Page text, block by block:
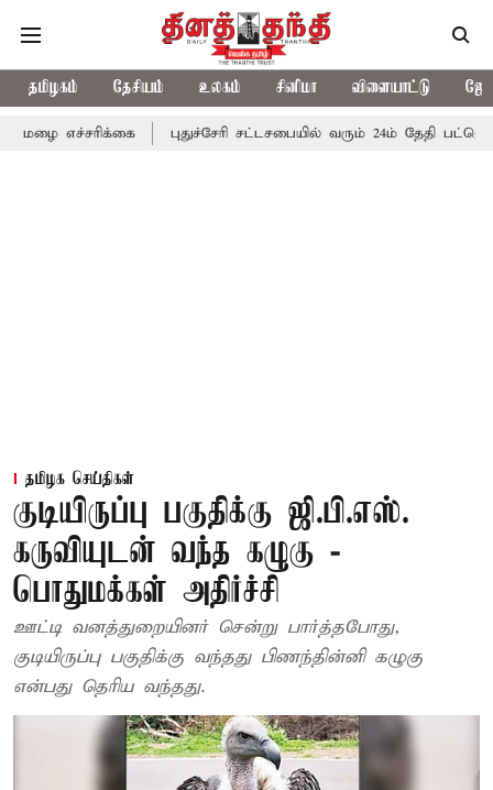
தமிழகம் தேசியம் உலகம் சினிமா விளையாட்டு
புதுச்சேரி சட்டசபையில் வரும் 24ம் தேதி பட்ஜெட்
தமிழக செய்திகள்
குடியிருப்பு பகுதிக்கு ஜி.பி.எஸ்.
கருவியுடன் வந்த கழுகு -
பொதுமக்கள் அதிர்ச்சி
ஊட்டி வனத்துறையினர் சென்று பார்த்தபோது,
குடியிருப்பு பகுதிக்கு வந்தது பிணந்தின்னி கழுகு
என்பது தெரிய வந்தது.